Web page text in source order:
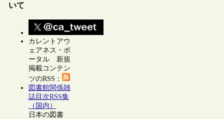
いて
カレントアウ
ェアネス・ポ
ータル 新規
掲載コンテン
ツのRSS：
図書館関係雑
誌目次RSS集
（国内）
日本の図書